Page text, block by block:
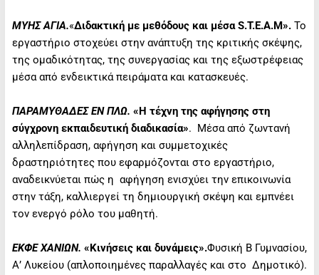
ΜΥΗΣ ΑΓΙΑ.«Διδακτική με μεθόδους και μέσα S.T.E.A.M». Το
εργαστήριο στοχεύει στην ανάπτυξη της κριτικής σκέψης,
της ομαδικότητας, της συνεργασίας και της εξωστρέφειας
μέσα από ενδεικτικά πειράματα και κατασκευές.
ΠΑΡΑΜΥΘΑΔΕΣ ΕΝ ΠΛΩ. «Η τέχνη της αφήγησης στη
σύγχρονη εκπαιδευτική διαδικασία». Μέσα από ζωντανή
αλληλεπίδραση, αφήγηση και συμμετοχικές
δραστηριότητες που εφαρμόζονται στο εργαστήριο,
αναδεικνύεται πώς η αφήγηση ενισχύει την επικοινωνία
στην τάξη, καλλιεργεί τη δημιουργική σκέψη και εμπνέει
τον ενεργό ρόλο του μαθητή.
ΕΚΦΕ ΧΑΝΙΩΝ. «Κινήσεις και δυνάμεις».Φυσική Β Γυμνασίου,
Α’ Λυκείου (απλοποιημένες παραλλαγές και στο Δημοτικό).